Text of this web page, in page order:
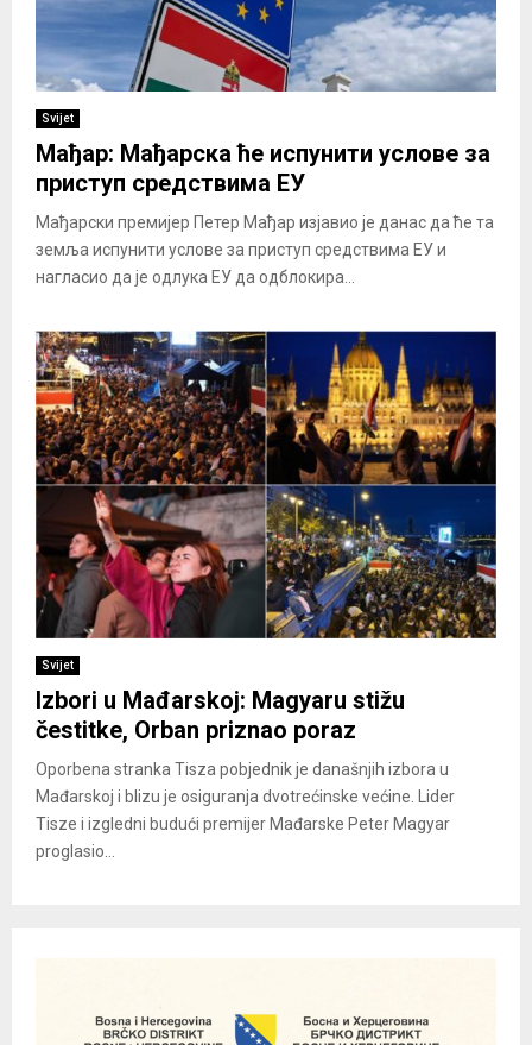
Svijet
Мађар: Мађарска ће испунити услове за
приступ средствима ЕУ
Мађарски премијер Петер Мађар изјавио је данас да ће та
земља испунити услове за приступ средствима ЕУ и
нагласио да је одлука ЕУ да одблокира...
Svijet
Izbori u Mađarskoj: Magyaru stižu
čestitke, Orban priznao poraz
Oporbena stranka Tisza pobjednik je današnjih izbora u
Mađarskoj i blizu je osiguranja dvotrećinske većine. Lider
Tisze i izgledni budući premijer Mađarske Peter Magyar
proglasio...